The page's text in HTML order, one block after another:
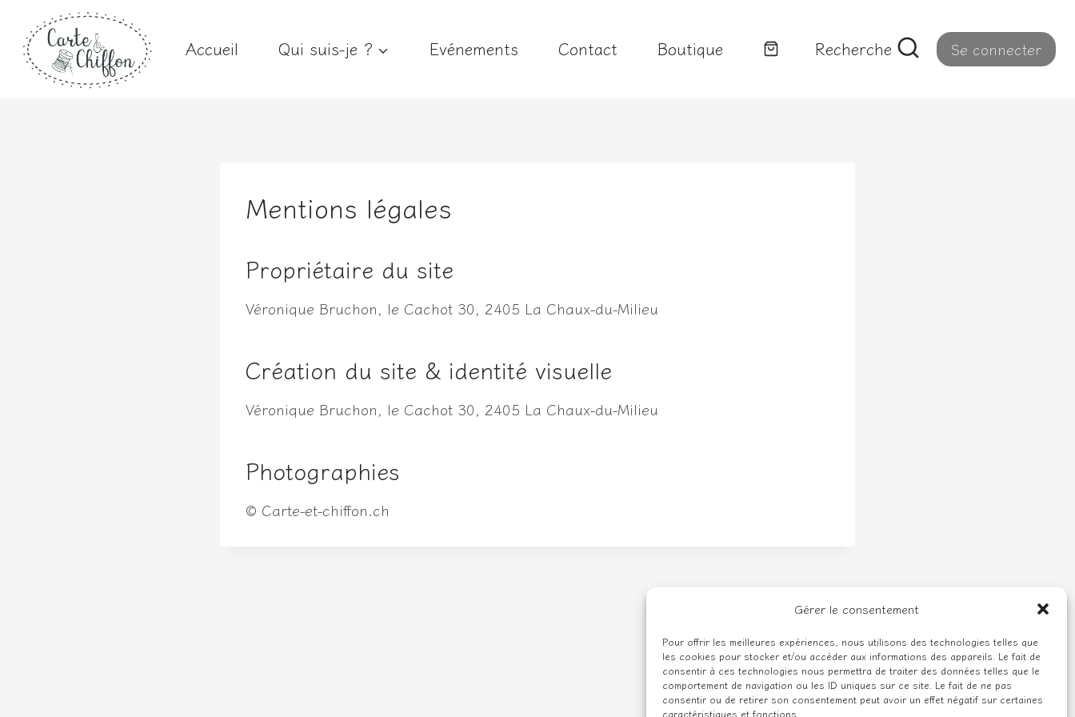
Gérer le consentement
Pour offrir les meilleures expériences, nous utilisons des technologies telles que
les cookies pour stocker et/ou accéder aux informations des appareils. Le fait de
consentir à ces technologies nous permettra de traiter des données telles que le
comportement de navigation ou les ID uniques sur ce site. Le fait de ne pas
consentir ou de retirer son consentement peut avoir un effet négatif sur certaines
caractéristiques et fonctions.
contenu
Accueil Qui suis-je ? Evénements Contact Boutique Recherche Se connecter
Mentions légales
Propriétaire du site
Véronique Bruchon, le Cachot 30, 2405 La Chaux-du-Milieu
Création du site & identité visuelle
Véronique Bruchon, le Cachot 30, 2405 La Chaux-du-Milieu
Photographies
© Carte-et-chiffon.ch